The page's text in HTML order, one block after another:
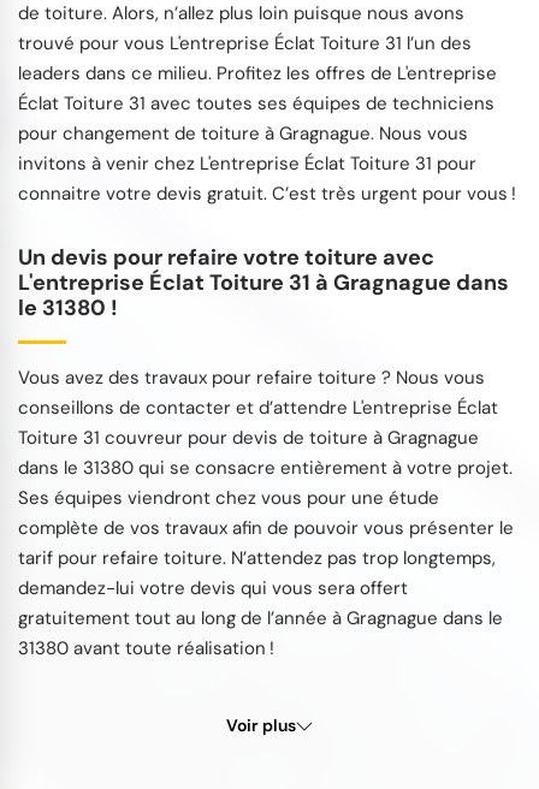
de toiture. Alors, n’allez plus loin puisque nous avons
trouvé pour vous L'entreprise Éclat Toiture 31 l’un des
leaders dans ce milieu. Profitez les offres de L'entreprise
Éclat Toiture 31 avec toutes ses équipes de techniciens
pour changement de toiture à Gragnague. Nous vous
invitons à venir chez L'entreprise Éclat Toiture 31 pour
connaitre votre devis gratuit. C’est très urgent pour vous !
Un devis pour refaire votre toiture avec
L'entreprise Éclat Toiture 31 à Gragnague dans
le 31380 !
Vous avez des travaux pour refaire toiture ? Nous vous
conseillons de contacter et d’attendre L'entreprise Éclat
Toiture 31 couvreur pour devis de toiture à Gragnague
dans le 31380 qui se consacre entièrement à votre projet.
Ses équipes viendront chez vous pour une étude
complète de vos travaux afin de pouvoir vous présenter le
tarif pour refaire toiture. N’attendez pas trop longtemps,
demandez-lui votre devis qui vous sera offert
gratuitement tout au long de l’année à Gragnague dans le
31380 avant toute réalisation !
Voir plus